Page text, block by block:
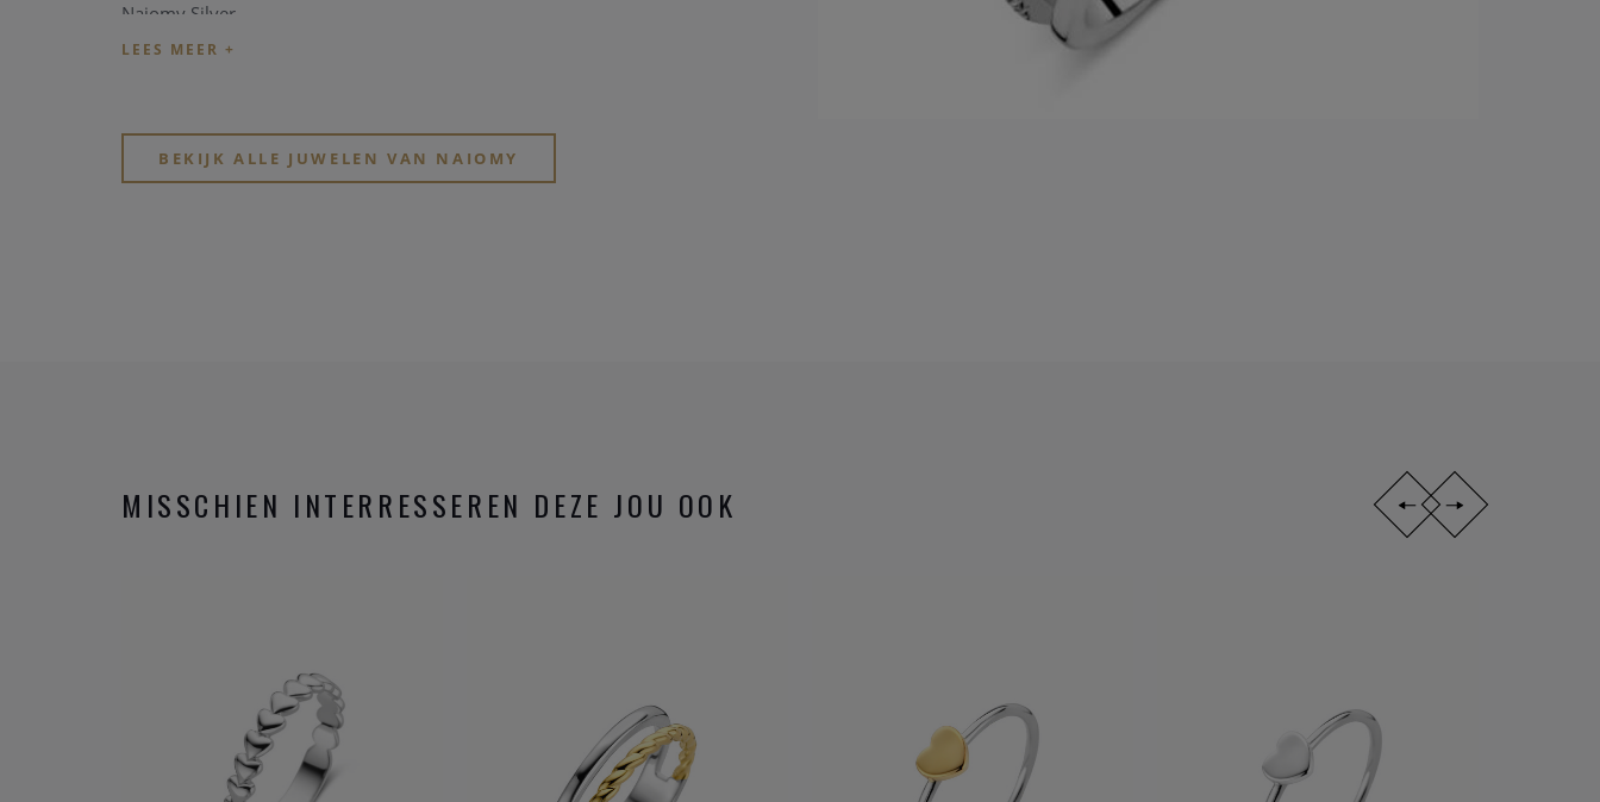
Naiomy Silver
Als jong Belgisch merk verenigt Naiomy zilver hoofdzakelijk met zirconium en
Naiomy Princess
De collectie bestaat uit een gamma zilver en een reeks in goud. Kleine prinsesjes
BEKIJK ALLE JUWELEN VAN NAIOMY
MISSCHIEN INTERRESSEREN DEZE JOU OOK